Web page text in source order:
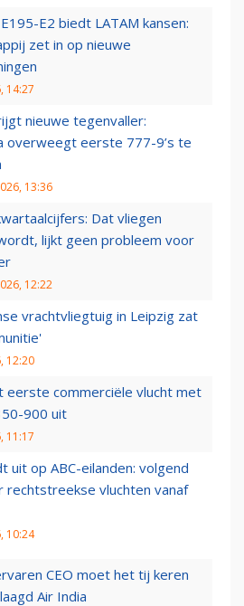
E2 biedt LATAM kansen:
zet in op nieuwe
14:27
nieuwe tegenvaller:
overweegt eerste 777-9’s te
13:36
Dat vliegen
lijkt geen probleem voor
12:22
vrachtvliegtuig in Leipzig zat
12:20
eerste commerciële vlucht met
900 uit
11:17
uit op ABC-eilanden: volgend
rechtstreekse vluchten vanaf
10:24
CEO moet het tij keren
Air India